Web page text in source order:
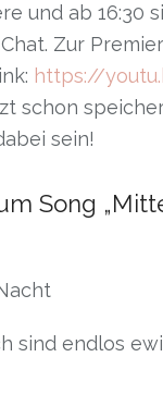
und ab 16:30
Zur
https://
schon
sein!
Song
sind endlos